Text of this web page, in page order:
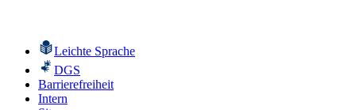
Leichte Sprache
DGS
Barrierefreiheit
Intern